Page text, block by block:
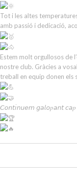
Tot i les altes
amb passió i dedicació,
Estem molt orgullosos de
nostre club. Gràcies a
treball en equip donen els
𝘊𝘰𝘯𝘵𝘪𝘯𝘶𝘦𝘮 𝘨𝘢𝘭𝘰𝑝𝘢𝘯𝘵 𝘤𝘢𝑝